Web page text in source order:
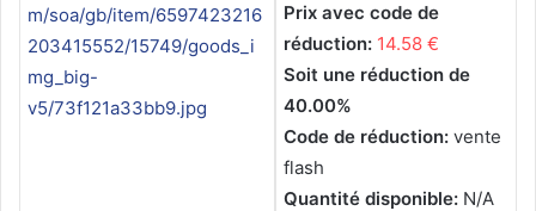
Prix avec code de
réduction: 14.58 €
Soit une réduction de
40.00%
Code de réduction: vente
flash
Quantité disponible: N/A